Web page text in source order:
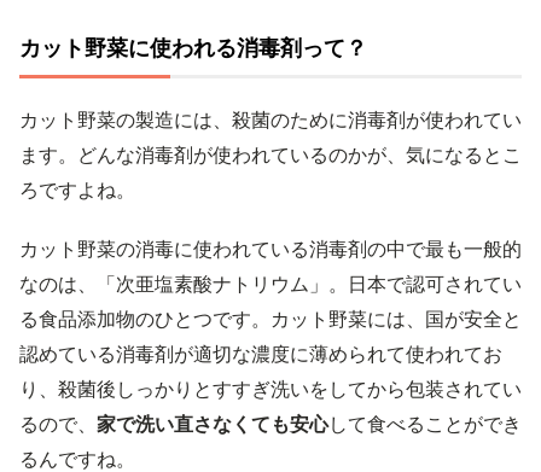
カット野菜に使われる消毒剤って？
カット野菜の製造には、殺菌のために消毒剤が使われてい
ます。どんな消毒剤が使われているのかが、気になるとこ
ろですよね。
カット野菜の消毒に使われている消毒剤の中で最も一般的
なのは、「次亜塩素酸ナトリウム」。日本で認可されてい
る食品添加物のひとつです。カット野菜には、国が安全と
認めている消毒剤が適切な濃度に薄められて使われてお
り、殺菌後しっかりとすすぎ洗いをしてから包装されてい
るので、 家で洗い直さなくても安心して食べることができ
るんですね。